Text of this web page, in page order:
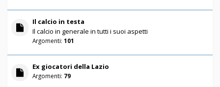
Il calcio in testa
Il calcio in generale in tutti i suoi aspetti
Argomenti: 101
Ex giocatori della Lazio
Argomenti: 79